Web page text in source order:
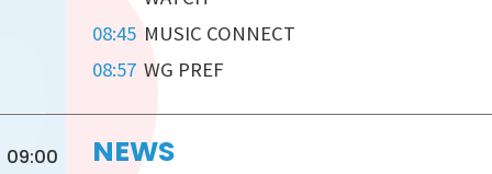
08:45 MUSIC CONNECT
08:57 WG PREF
09:00
NEWS